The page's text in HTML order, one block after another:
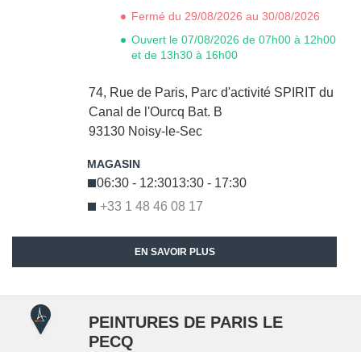
74, Rue de Paris, Parc d'activité SPIRIT du
Canal de l'Ourcq Bat. B
93130 Noisy-le-Sec
+33 1 48 46 08 17
06:30 - 12:3013:30 - 17:30
Fermé du 29/08/2026 au 30/08/2026
Ouvert le 07/08/2026 de 07h00 à 12h00
et de 13h30 à 16h00
EN SAVOIR PLUS
PEINTURES DE PARIS LE
PECQ